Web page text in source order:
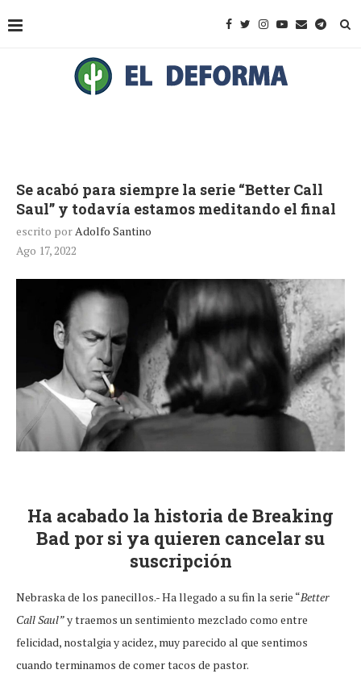
Se acabó para siempre la serie “Better Call
Saul” y todavía estamos meditando el final
escrito porAdolfo Santino
Ago 17, 2022
Ha acabado la historia de Breaking
Bad por si ya quieren cancelar su
suscripción
Nebraska de los panecillos.- Ha llegado a su fin la serie “Better
Call Saul”y traemos un sentimiento mezclado como entre
felicidad, nostalgia y acidez, muy parecido al que sentimos
cuando terminamos de comer tacos de pastor.